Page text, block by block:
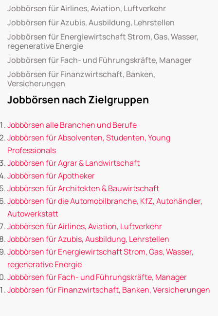
Jobbörsen für Airlines, Aviation, Luftverkehr
Jobbörsen für Azubis, Ausbildung, Lehrstellen
Jobbörsen für Energiewirtschaft Strom, Gas, Wasser,
regenerative Energie
Jobbörsen für Fach- und Führungskräfte, Manager
Jobbörsen für Finanzwirtschaft, Banken,
Versicherungen
Jobbörsen nach Zielgruppen
Jobbörsen alle Branchen und Berufe
Jobbörsen für Absolventen, Studenten, Young
Professionals
Jobbörsen für Agrar & Landwirtschaft
Jobbörsen für Apotheker
Jobbörsen für Architekten & Bauwirtschaft
Jobbörsen für die Automobilbranche, KfZ, Autohändler,
Autowerkstatt
Jobbörsen für Airlines, Aviation, Luftverkehr
Jobbörsen für Azubis, Ausbildung, Lehrstellen
Jobbörsen für Energiewirtschaft Strom, Gas, Wasser,
regenerative Energie
Jobbörsen für Fach- und Führungskräfte, Manager
Jobbörsen für Finanzwirtschaft, Banken, Versicherungen